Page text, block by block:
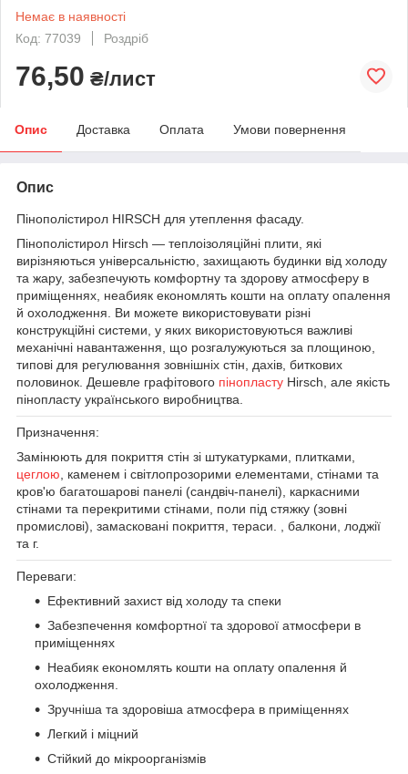
Немає в наявності
Код: 77039
Роздріб
76,50 ₴/лист
Опис Доставка Оплата Умови повернення
Опис
Пінополістирол HIRSCH для утеплення фасаду.
Пінополістирол Hirsch — теплоізоляційні плити, які
вирізняються універсальністю, захищають будинки від холоду
та жару, забезпечують комфортну та здорову атмосферу в
приміщеннях, неабияк економлять кошти на оплату опалення
й охолодження. Ви можете використовувати різні
конструкційні системи, у яких використовуються важливі
механічні навантаження, що розгалужуються за площиною,
типові для регулювання зовнішніх стін, дахів, биткових
половинок. Дешевле графітового пінопласту Hirsch, але якість
пінопласту українського виробництва.
Призначення:
Замінюють для покриття стін зі штукатурками, плитками,
цеглою , каменем і світлопрозорими елементами, стінами та
кров'ю багатошарові панелі (сандвіч-панелі), каркасними
стінами та перекритими стінами, поли під стяжку (зовні
промислові), замасковані покриття, тераси. , балкони, лоджії
та г.
Переваги:
Ефективний захист від холоду та спеки
Забезпечення комфортної та здорової атмосфери в
приміщеннях
Неабияк економлять кошти на оплату опалення й
охолодження.
Зручніша та здоровіша атмосфера в приміщеннях
Легкий і міцний
Стійкий до мікроорганізмів